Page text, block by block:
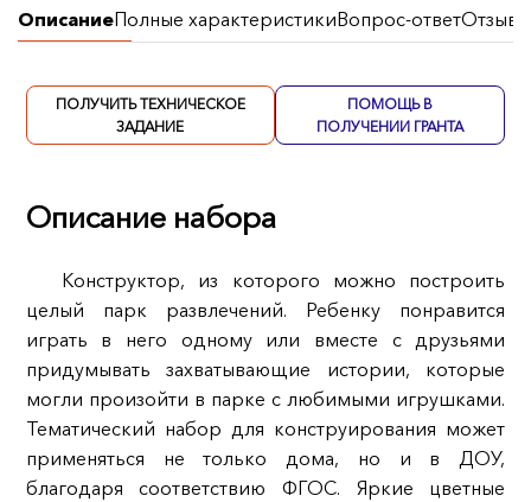
ОписаниеПолные характеристикиВопрос-ответОтзывы
ПОЛУЧИТЬ ТЕХНИЧЕСКОЕ
ЗАДАНИЕ
ПОМОЩЬ В
ПОЛУЧЕНИИ ГРАНТА
Описание набора
Конструктор, из которого можно построить
целый парк развлечений. Ребенку понравится
играть в него одному или вместе с друзьями
придумывать захватывающие истории, которые
могли произойти в парке с любимыми игрушками.
Тематический набор для конструирования может
применяться не только дома, но и в ДОУ,
благодаря соответствию ФГОС. Яркие цветные